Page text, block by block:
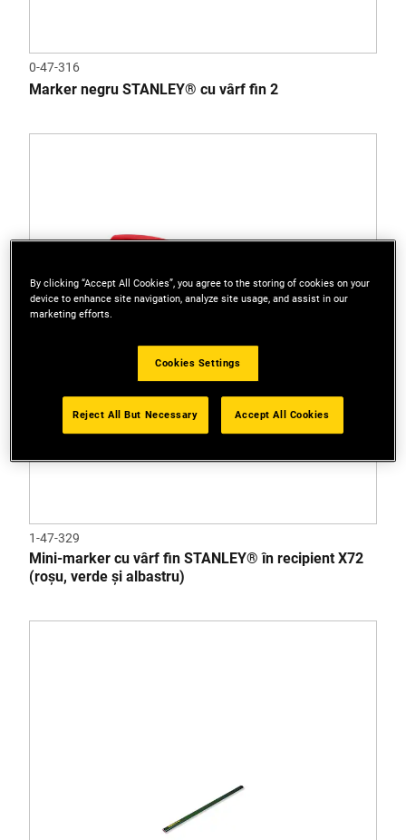
0-47-316
Marker negru STANLEY® cu vârf fin 2
1-47-329
Mini-marker cu vârf fin STANLEY® în recipient X72
(roșu, verde și albastru)
By clicking “Accept All Cookies”, you agree to the storing of cookies on your
device to enhance site navigation, analyze site usage, and assist in our
marketing efforts.
Cookies Settings
Reject All But Necessary Accept All Cookies